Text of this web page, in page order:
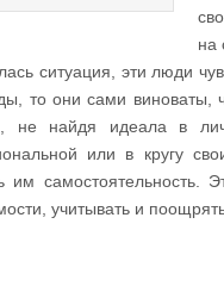
на
ситуация, эти люди
то они сами виноваты,
не найдя идеала в
или в кругу
им
учитывать и